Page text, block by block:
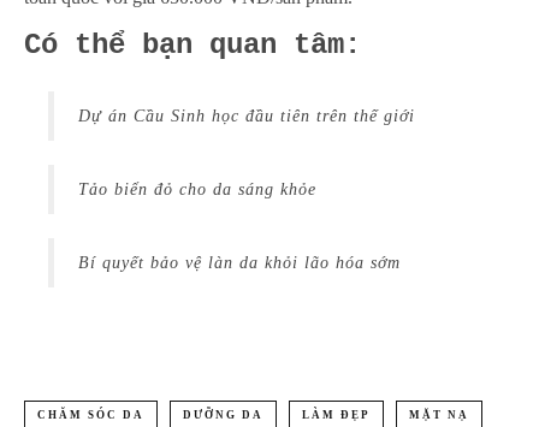
Có thể bạn quan tâm:
Dự án Cầu Sinh học đầu tiên trên thế giới
Tảo biển đỏ cho da sáng khỏe
Bí quyết bảo vệ làn da khỏi lão hóa sớm
CHĂM SÓC DA DƯỠNG DA LÀM ĐẸP MẶT NẠ